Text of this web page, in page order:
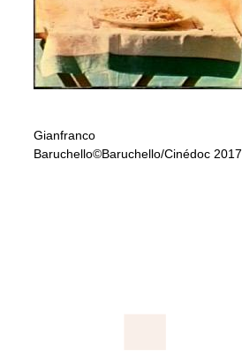
Gianfranco
Baruchello©Baruchello/Cinédoc 2017